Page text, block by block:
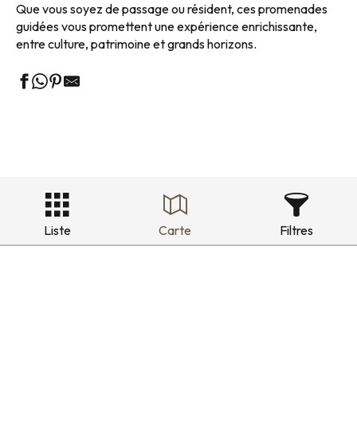
Que vous soyez de passage ou résident, ces promenades
guidées vous promettent une expérience enrichissante,
entre culture, patrimoine et grands horizons.
Liste Carte Filtres